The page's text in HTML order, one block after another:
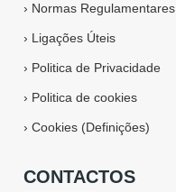
› Normas Regulamentares
› Ligações Úteis
› Politica de Privacidade
› Politica de cookies
›Cookies (Definições)
CONTACTOS